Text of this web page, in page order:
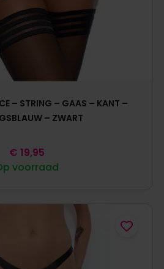
– STRING – GAAS – KANT –
– ZWART
voorraad
€ 19,95